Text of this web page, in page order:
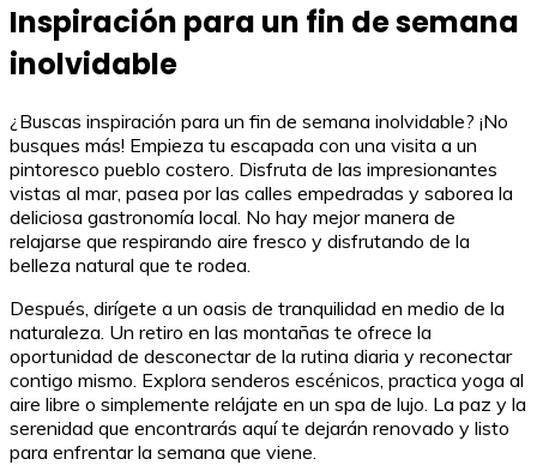
Inspiración para un fin de semana
inolvidable
¿Buscas inspiración para un fin de semana inolvidable? ¡No
busques más! Empieza tu escapada con una visita a un
pintoresco pueblo costero. Disfruta de las impresionantes
vistas al mar, pasea por las calles empedradas y saborea la
deliciosa gastronomía local. No hay mejor manera de
relajarse que respirando aire fresco y disfrutando de la
belleza natural que te rodea.
Después, dirígete a un oasis de tranquilidad en medio de la
naturaleza. Un retiro en las montañas te ofrece la
oportunidad de desconectar de la rutina diaria y reconectar
contigo mismo. Explora senderos escénicos, practica yoga al
aire libre o simplemente relájate en un spa de lujo. La paz y la
serenidad que encontrarás aquí te dejarán renovado y listo
para enfrentar la semana que viene.